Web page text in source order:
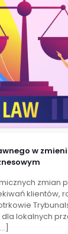
w
zmian
klientów,
lokalnych